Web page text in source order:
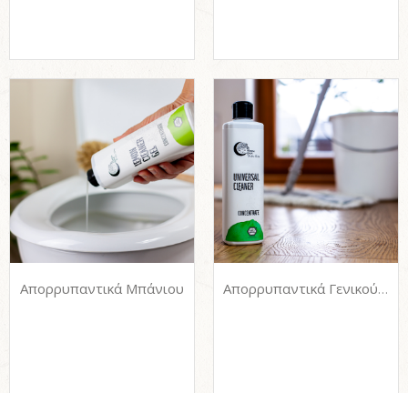
Απορρυπαντικά Μπάνιου Απορρυπαντικά Γενικού Καθαρισμού